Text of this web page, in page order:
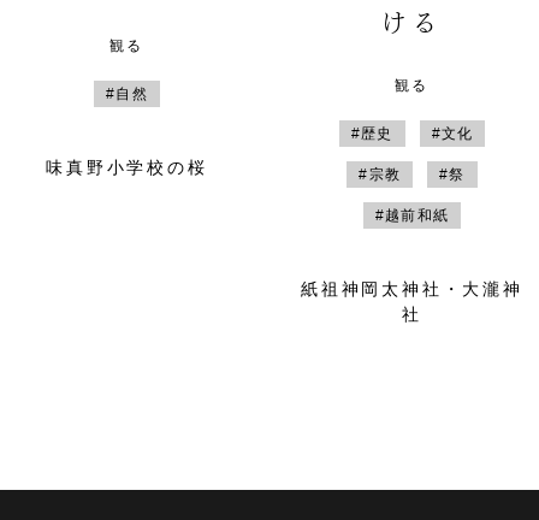
観る
#自然
味真野小学校の桜
ける
観る
#歴史 #文化
#宗教 #祭
#越前和紙
紙祖神岡太神社・大瀧神
社